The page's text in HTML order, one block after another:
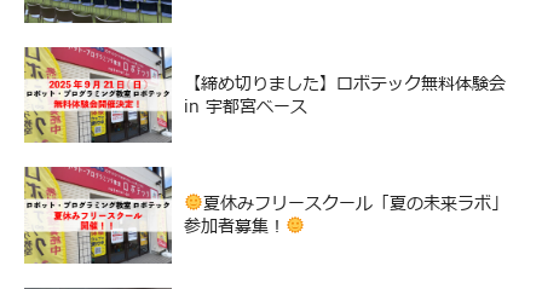
【締め切りました】ロボテック無料体験会
in 宇都宮ベース
夏休みフリースクール「夏の未来ラボ」
参加者募集！